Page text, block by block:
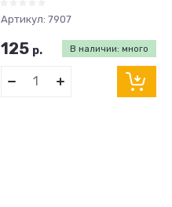
Артикул: 7907
В наличии: много
125 р.